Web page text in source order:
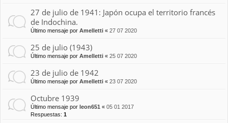
27 de julio de 1941: Japón ocupa el territorio francés
de Indochina.
Último mensaje por Amelletti « 27 07 2020
25 de julio (1943)
Último mensaje por Amelletti « 25 07 2020
23 de julio de 1942
Último mensaje por Amelletti « 23 07 2020
Octubre 1939
Último mensaje por leon651 « 05 01 2017
Respuestas: 1